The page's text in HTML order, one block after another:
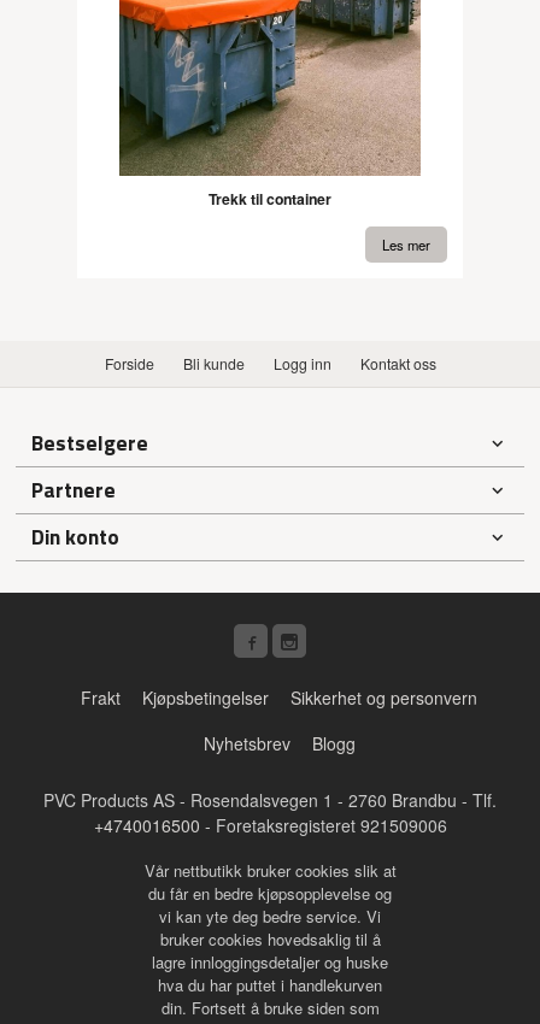
Trekk til container
Les mer
Forside Bli kunde Logg inn Kontakt oss
Bestselgere
Partnere
Din konto
Frakt Kjøpsbetingelser
Sikkerhet og personvern
Nyhetsbrev
Blogg
PVC Products AS - Rosendalsvegen 1 - 2760 Brandbu - Tlf.
+4740016500 - Foretaksregisteret 921509006
Vår nettbutikk bruker cookies slik at
du får en bedre kjøpsopplevelse og
vi kan yte deg bedre service. Vi
bruker cookies hovedsaklig til å
lagre innloggingsdetaljer og huske
hva du har puttet i handlekurven
din. Fortsett å bruke siden som